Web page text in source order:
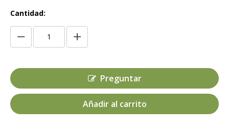
Cantidad:
Preguntar
Añadir al carrito